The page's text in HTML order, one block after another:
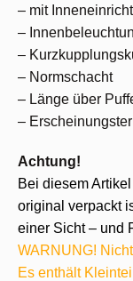
– mit
–
–
– Normschacht
– Länge über
–
Achtung!
Bei diesem
original verpackt
einer Sicht – und
WARNUNG!
Es enthält